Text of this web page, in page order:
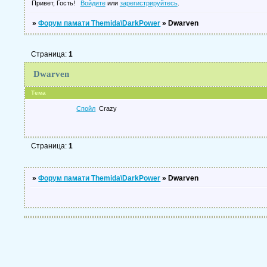
Привет, Гость! Войдитеили зарегистрируйтесь.
»Форум памати Themida\DarkPower » Dwarven
Dwarven
Страница:1
Тема
Спойл Crazy
Страница:1
»Форум памати Themida\DarkPower »Dwarven